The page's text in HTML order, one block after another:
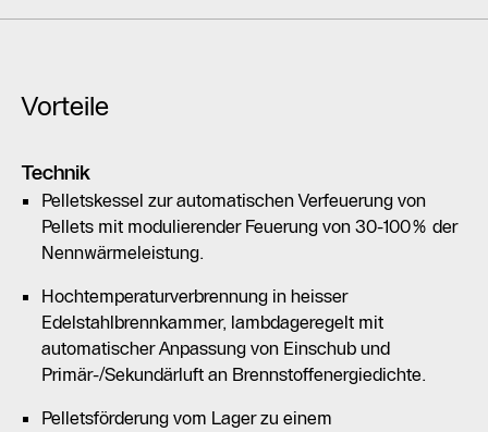
Vorteile
Technik
Pelletskessel zur automatischen Verfeuerung von
Pellets mit modulierender Feuerung von 30-100% der
Nennwärmeleistung.
Hochtemperaturverbrennung in heisser
Edelstahlbrennkammer, lambdageregelt mit
automatischer Anpassung von Einschub und
Primär-/Sekundärluft an Brennstoffenergiedichte.
Pelletsförderung vom Lager zu einem